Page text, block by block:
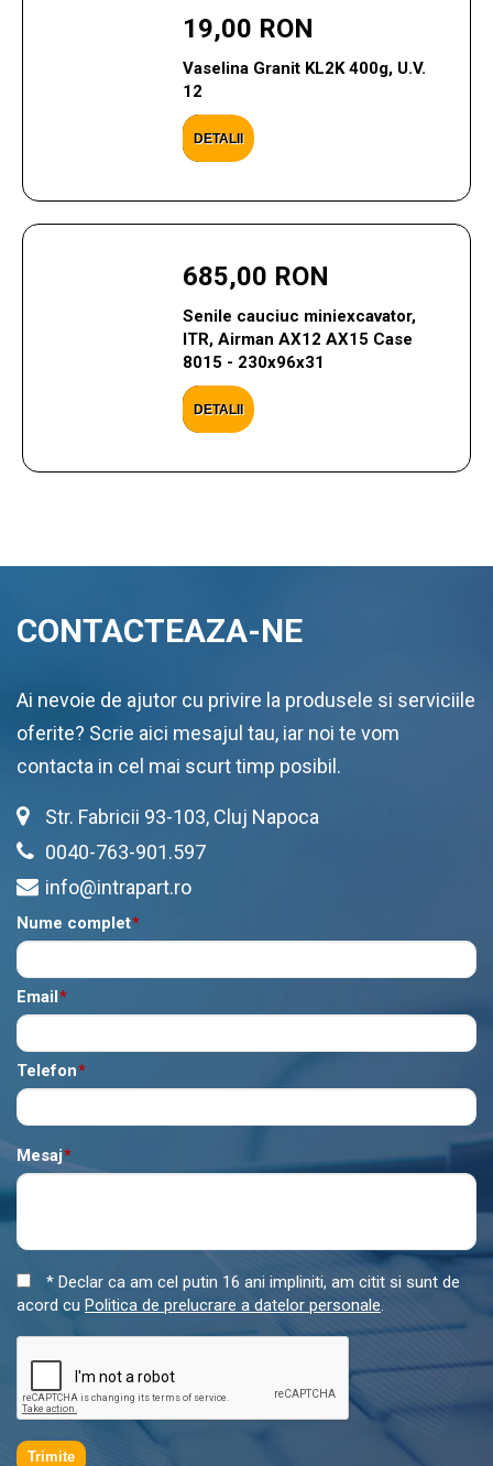
19,00 RON
Vaselina Granit KL2K 400g, U.V.
12
DETALII
685,00 RON
Senile cauciuc miniexcavator,
ITR, Airman AX12 AX15 Case
8015 - 230x96x31
DETALII
CONTACTEAZA-NE
Ai nevoie de ajutor cu privire la produsele si serviciile
oferite? Scrie aici mesajul tau, iar noi te vom
contacta in cel mai scurt timp posibil.
Str. Fabricii 93-103, Cluj Napoca
0040-763-901.597
info@intrapart.ro
*
Nume complet
*
Email
*
Telefon
*
Mesaj
* Declar ca am cel putin 16 ani impliniti, am citit si sunt de
acord cu Politica de prelucrare a datelor personale.
Trimite